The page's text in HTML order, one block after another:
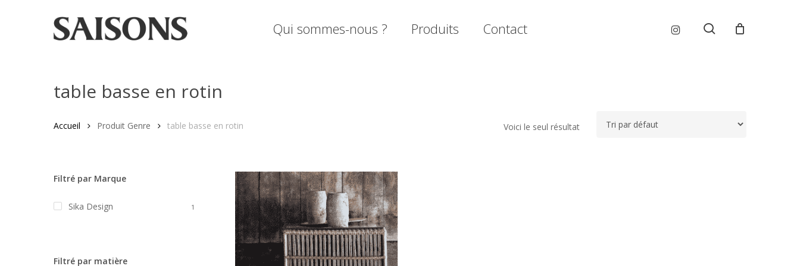
Qui sommes-nous ? Produits Contact instagram search
table basse en rotin
Voici le seul résultat
Accueil Produit Genre table basse en rotin
Filtré par Marque
Sika Design 1
Filtré par matière